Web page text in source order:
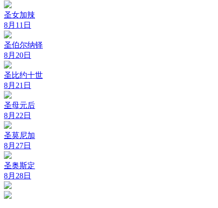
圣女加辣
8月11日
圣伯尔纳铎
8月20日
圣比约十世
8月21日
圣母元后
8月22日
圣莫尼加
8月27日
圣奥斯定
8月28日